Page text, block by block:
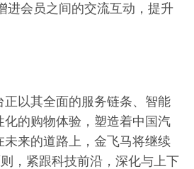
进会员之间的交流互动，提升
正以其全面的服务链条、智能
化的购物体验，塑造着中国汽
未来的道路上，金飞马将继续
，紧跟科技前沿，深化与上下